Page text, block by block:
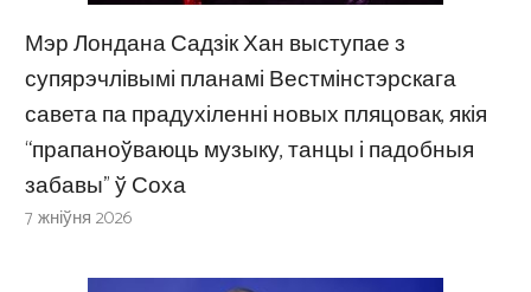
Мэр Лондана Садзік Хан выступае з
супярэчлівымі планамі Вестмінстэрскага
савета па прадухіленні новых пляцовак, якія
“прапаноўваюць музыку, танцы і падобныя
забавы” ў Соха
7 жніўня 2026